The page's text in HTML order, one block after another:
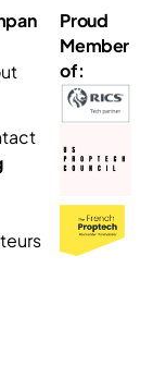
Proud
Member
of: